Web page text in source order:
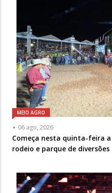
MEIO AGRO
06 ago, 2026
Começa nesta quinta-feira a
rodeio e parque de diversões